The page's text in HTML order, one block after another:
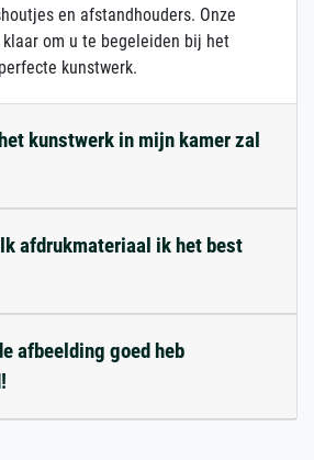
en afstandhouders. Onze
om u te begeleiden bij het
kunstwerk.
kunstwerk in mijn kamer zal
afdrukmateriaal ik het best
afbeelding goed heb